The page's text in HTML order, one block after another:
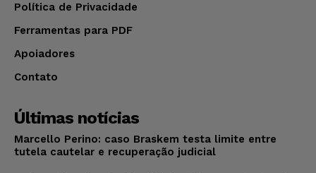
Política de Privacidade
Ferramentas para PDF
Apoiadores
Contato
Últimas notícias
Marcello Perino: caso Braskem testa limite entre
tutela cautelar e recuperação judicial